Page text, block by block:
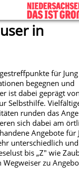
in
für
begegnen und
ist dabei geprägt
Selbsthilfe.
runden das
sich dabei am
Angebote für
unterschiedlich und
bis „Z" wie
zu